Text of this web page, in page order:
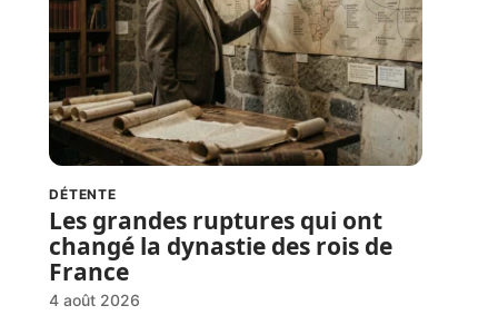
DÉTENTE
Les grandes ruptures qui ont
changé la dynastie des rois de
France
4 août 2026